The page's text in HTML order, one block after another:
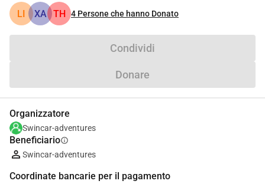
LI XA TH 4 Persone che hanno Donato
Condividi
Donare
Organizzatore
Swincar-adventures
Beneficiarioinfo
Swincar-adventures
Coordinate bancarie per il pagamento